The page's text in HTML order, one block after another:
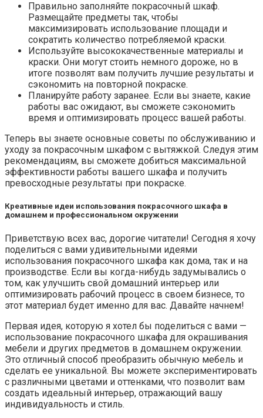
Правильно заполняйте покрасочный шкаф.
Размещайте предметы так, чтобы
максимизировать использование площади и
сократить количество потребляемой краски.
Используйте высококачественные материалы и
краски. Они могут стоить немного дороже, но в
итоге позволят вам получить лучшие результаты и
сэкономить на повторной покраске.
Планируйте работу заранее. Если вы знаете, какие
работы вас ожидают, вы сможете сэкономить
время и оптимизировать процесс вашей работы.
Теперь вы знаете основные советы по обслуживанию и
уходу за покрасочным шкафом с вытяжкой. Следуя этим
рекомендациям, вы сможете добиться максимальной
эффективности работы вашего шкафа и получить
превосходные результаты при покраске.
Креативные идеи использования покрасочного шкафа в
домашнем и профессиональном окружении
Приветствую всех вас, дорогие читатели! Сегодня я хочу
поделиться с вами удивительными идеями
использования покрасочного шкафа как дома, так и на
производстве. Если вы когда-нибудь задумывались о
том, как улучшить свой домашний интерьер или
оптимизировать рабочий процесс в своем бизнесе, то
этот материал будет именно для вас. Давайте начнем!
Первая идея, которую я хотел бы поделиться с вами —
использование покрасочного шкафа для окрашивания
мебели и других предметов в домашнем окружении.
Это отличный способ преобразить обычную мебель и
сделать ее уникальной. Вы можете экспериментировать
с различными цветами и оттенками, что позволит вам
создать идеальный интерьер, отражающий вашу
индивидуальность и стиль.